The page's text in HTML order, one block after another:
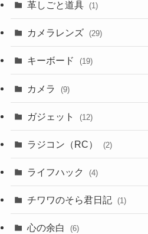
革しごと道具 (1)
カメラレンズ (29)
(8)
(3)
(9)
(1)
キーボード (19)
(1)
(1)
(3)
カメラ (9)
(7)
(2)
ガジェット (12)
(1)
ラジコン（RC） (2)
ライフハック (4)
(2)
(2)
チワワのそら君日記 (1)
心の余白 (6)